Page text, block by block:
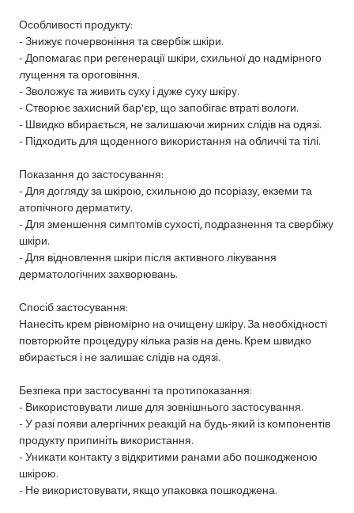
Особливості продукту:
- Знижує почервоніння та свербіж шкіри.
- Допомагає при регенерації шкіри, схильної до надмірного
лущення та ороговіння.
- Зволожує та живить суху і дуже суху шкіру.
- Створює захисний бар'єр, що запобігає втраті вологи.
- Швидко вбирається, не залишаючи жирних слідів на одязі.
- Підходить для щоденного використання на обличчі та тілі.
Показання до застосування:
- Для догляду за шкірою, схильною до псоріазу, екземи та
атопічного дерматиту.
- Для зменшення симптомів сухості, подразнення та свербіжу
шкіри.
- Для відновлення шкіри після активного лікування
дерматологічних захворювань.
Спосіб застосування:
Нанесіть крем рівномірно на очищену шкіру. За необхідності
повторюйте процедуру кілька разів на день. Крем швидко
вбирається і не залишає слідів на одязі.
Безпека при застосуванні та протипоказання:
- Використовувати лише для зовнішнього застосування.
- У разі появи алергічних реакцій на будь-який із компонентів
продукту припиніть використання.
- Уникати контакту з відкритими ранами або пошкодженою
шкірою.
- Не використовувати, якщо упаковка пошкоджена.